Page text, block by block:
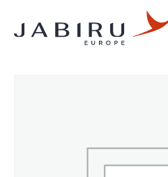
Accueil Non classé